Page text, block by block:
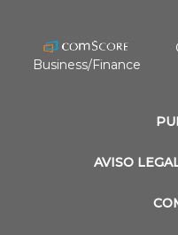
AVISO
Business/Finance